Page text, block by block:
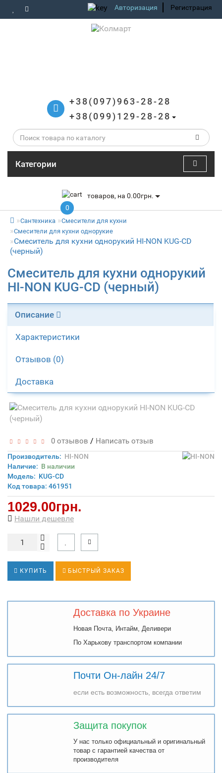
Авторизация Регистрация
+38(097)963-28-28
+38(099)129-28-28
Категории
0
товаров, на 0.00грн.
Сантехника
Смесители для кухни
Смесители для кухни однорукие
Смеситель для кухни однорукий HI-NON KUG-CD
(черный)
Смеситель для кухни однорукий
HI-NON KUG-CD (черный)
Описание
Характеристики
Отзывов (0)
Доставка
0 отзывов / Написать отзыв
Производитель: HI-NON
Наличие: В наличии
Модель: KUG-CD
Код товара: 461951
1029.00грн.
Нашли дешевле
КУПИТЬ БЫСТРЫЙ ЗАКАЗ
Доставка по Украине
Новая Почта, Интайм, Деливери
По Харькову транспортом компании
Почти Он-лайн 24/7
если есть возможность, всегда ответим
Защита покупок
У нас только официальный и оригинальный
товар с гарантией качества от
производителя